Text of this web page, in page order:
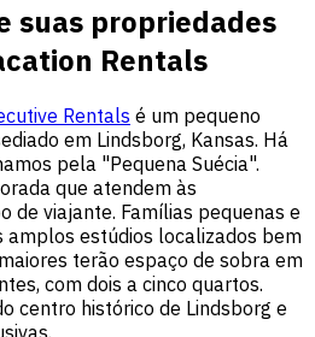
suas propriedades
Rentals
Rentals é um pequeno
em Lindsborg, Kansas. Há
pela "Pequena Suécia".
que atendem às
de viajante. Famílias pequenas e
amplos estúdios localizados bem
terão espaço de sobra em
com dois a cinco quartos.
centro histórico de Lindsborg e